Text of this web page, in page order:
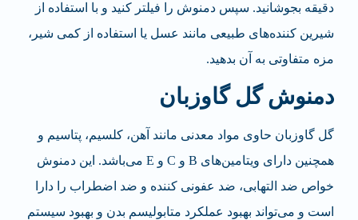
دقیقه بجوشانید. سپس دمنوش را فیلتر کنید و با استفاده از
شیرین کننده‌های طبیعی مانند عسل یا استفاده از کمی شیر،
مزه متفاوتی به آن بدهید.
دمنوش گل گاوزبان
گل گاوزبان حاوی مواد معدنی مانند آهن، کلسیم، پتاسیم و
همچنین دارای ویتامین‌های B و C و E می‌باشد. این دمنوش
خواص ضد التهابی، ضد عفونی کننده و ضد اضطراب را دارا
است و می‌تواند بهبود عملکرد متابولیسم بدن و بهبود سیستم